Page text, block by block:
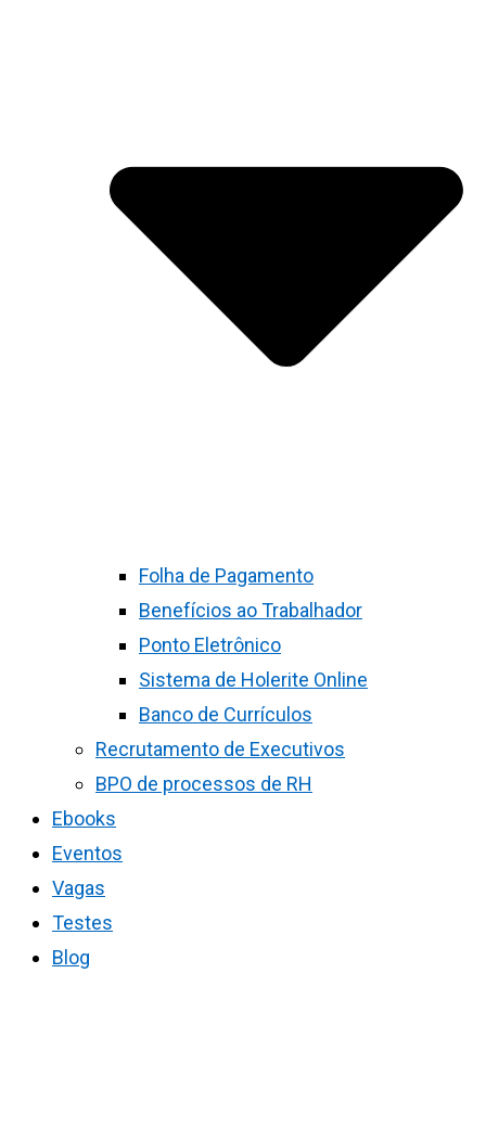
Folha de Pagamento
Benefícios ao Trabalhador
Ponto Eletrônico
Sistema de Holerite Online
Banco de Currículos
Recrutamento de Executivos
BPO de processos de RH
Ebooks
Eventos
Vagas
Testes
Blog